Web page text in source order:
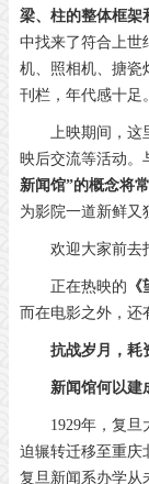
梁、柱的整体框架
中找来了符合上世
机、照相机、搪瓷
刊栏，年代感十足。
上映期间，这
映后交流等活动。
新闻馆”的概念将
为影院一道新鲜又
欢迎大家前去
正在热映的
而在电影之外， 还
抗战岁月，耗
新闻馆何以建
1929年，复
迫辗转迁移至重庆
复旦新闻系办学从